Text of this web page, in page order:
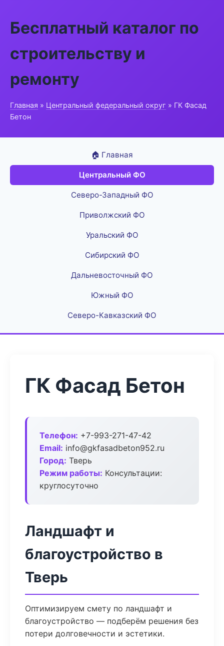
Бесплатный каталог по
строительству и
ремонту
Главная » Центральный федеральный округ » ГК Фасад
Бетон
🏠 Главная
Центральный ФО
Северо-Западный ФО
Приволжский ФО
Уральский ФО
Сибирский ФО
Дальневосточный ФО
Южный ФО
Северо-Кавказский ФО
ГК Фасад Бетон
Телефон: +7-993-271-47-42
Email: info@gkfasadbeton952.ru
Город: Тверь
Режим работы: Консультации:
круглосуточно
Ландшафт и
благоустройство в
Тверь
Оптимизируем смету по ландшафт и
благоустройство — подберём решения без
потери долговечности и эстетики.